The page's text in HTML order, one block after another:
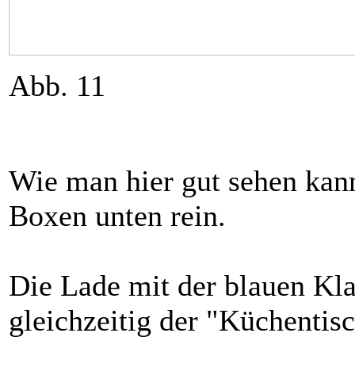
Abb. 11
Wie man hier gut sehen
Boxen unten rein.
Die Lade mit der blauen
gleichzeitig der